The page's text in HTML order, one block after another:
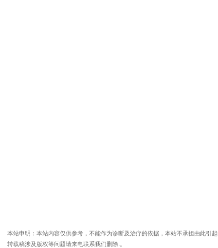
本站申明：本站内容仅供参考，不能作为诊断及治疗的依据，本站不承担由此引
转载稿涉及版权等问题请来电联系我们删除.。